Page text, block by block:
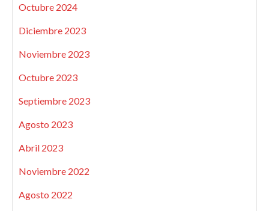
Octubre 2024
Diciembre 2023
Noviembre 2023
Octubre 2023
Septiembre 2023
Agosto 2023
Abril 2023
Noviembre 2022
Agosto 2022